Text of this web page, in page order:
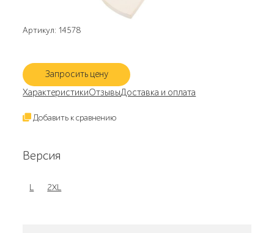
Артикул: 14578
Запросить цену
ХарактеристикиОтзывыДоставка и оплата
Добавить к сравнению
Версия
L 2ХL